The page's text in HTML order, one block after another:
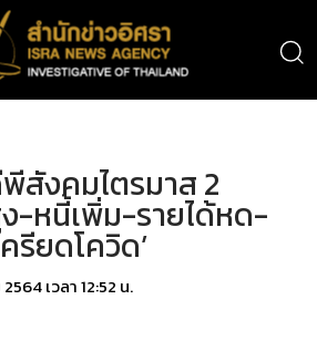
สังคมไตรมาส 2
-หนี้เพิ่ม-รายได้หด-
รียดโควิด’
เวลา 12:52 น.